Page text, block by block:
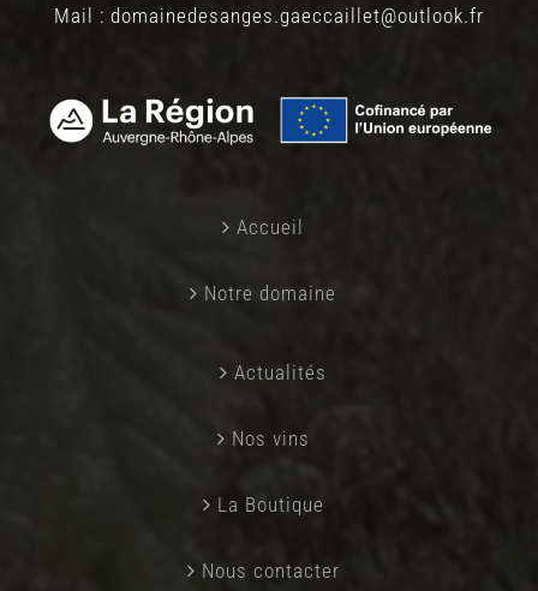
Mail : domainedesanges.gaeccaillet@outlook.fr
Accueil
Notre domaine
Actualités
Nos vins
La Boutique
Nous contacter